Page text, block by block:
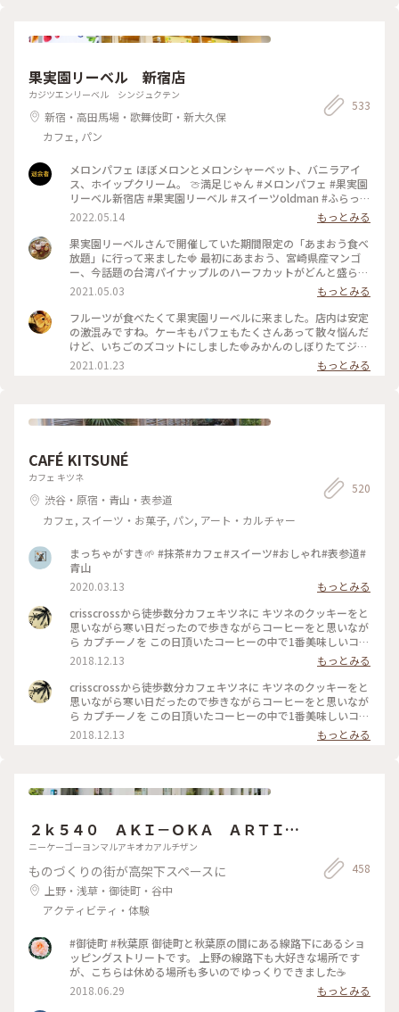
茶室で ゆっくりお茶をしたいです☕️🫖 ⁡ 2026.5.25 📸 ⁡ #旧古河
果実園リーベル 新宿店
カジツエンリーベル シンジュクテン
新宿・高田馬場・歌舞伎町・新大久保
カフェ, パン
533
メロンパフェ ほぼメロンとメロンシャーベット、バニラアイ
ス、ホイップクリーム。 🍈満足じゃん #メロンパフェ #果実園
リーベル新宿店 #果実園リーベル #スイーツoldman #ふらっと
クリス
2022.05.14
もっとみる
果実園リーベルさんで開催していた期間限定の「あまおう食べ
放題」に行って来ました🍓 最初にあまおう、宮崎県産マンゴ
ー、今話題の台湾パイナップルのハーフカットがどんと盛られ
たプレートが出てきて私も友達もびっくり。あまおうはもちろ
んのこと、マンゴーとパイナップルも甘々に完熟していて美味
しかった〜！ あまおうプレート、パスタ、アイス、あまおう
とマンゴーのフルーツサンドは食べ放題です。フルーツサンド
の虜になってしまい、後半はひたすらフルーツサンドばかり食
べてました笑。お値段はそこそこしますが内容を考えるとかな
り満足度は高いです！ #果実園#果実園リーベル#あまおう#マ
2021.05.03
もっとみる
フルーツが食べたくて果実園リーベルに来ました。店内は安定
の激混みですね。ケーキもパフェもたくさんあって散々悩んだ
けど、いちごのズコットにしました🍓みかんのしぼりたてジュ
ースもおいしかった🍊 #果実園リーベル #いちご #ケーキ #新
宿
2021.01.23 もっとみる
CAFÉ KITSUNÉ
カフェ キツネ
渋谷・原宿・青山・表参道
カフェ, スイーツ・お菓子, パン, アート・カルチャー
520
まっちゃがすき🌱 #抹茶#カフェ#スイーツ#おしゃれ#表参道#
青山
2020.03.13
もっとみる
crisscrossから徒歩数分カフェキツネに キツネのクッキーをと
思いながら寒い日だったので歩きながらコーヒーをと思いなが
ら カプチーノを この日頂いたコーヒーの中で1番美味しいコー
ヒーでした 店内も清潔感 綺麗な空間 #わたしの街#カフェ巡り
2018.12.13
もっとみる
crisscrossから徒歩数分カフェキツネに キツネのクッキーをと
思いながら寒い日だったので歩きながらコーヒーをと思いなが
ら カプチーノを この日頂いたコーヒーの中で1番美味しいコー
ヒーでした 店内も清潔感 綺麗な空間 #わたしの街#カフェ巡り
2018.12.13 もっとみる
２ｋ５４０ ＡＫＩ－ＯＫＡ ＡＲＴＩＳ
ＡＮ
ニーケーゴーヨンマルアキオカアルチザン
ものづくりの街が高架下スペースに
上野・浅草・御徒町・谷中
アクティビティ・体験
458
#御徒町 #秋葉原 御徒町と秋葉原の間にある線路下にあるショ
ッピングストリートです。 上野の線路下も大好きな場所です
が、こちらは休める場所も多いのでゆっくりできました☕️
2018.06.29
もっとみる